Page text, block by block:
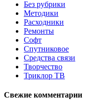
Без рубрики
Методики
Расходники
Ремонты
Софт
Спутниковое
Средства связи
Творчество
Триклор ТВ
Свежие комментарии